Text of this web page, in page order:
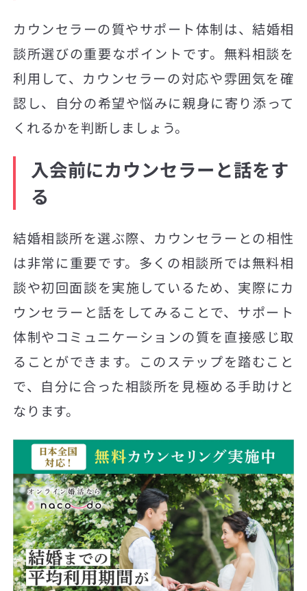
カウンセラーの質やサポート体制は、結婚相
談所選びの重要なポイントです。無料相談を
利用して、カウンセラーの対応や雰囲気を確
認し、自分の希望や悩みに親身に寄り添って
くれるかを判断しましょう。
入会前にカウンセラーと話をす
る
結婚相談所を選ぶ際、カウンセラーとの相性
は非常に重要です。多くの相談所では無料相
談や初回面談を実施しているため、実際にカ
ウンセラーと話をしてみることで、サポート
体制やコミュニケーションの質を直接感じ取
ることができます。このステップを踏むこと
で、自分に合った相談所を見極める手助けと
なります。